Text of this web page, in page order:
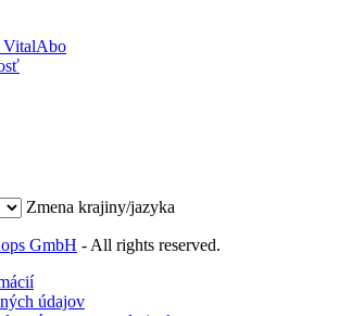
VitalAbo
Zmena krajiny/jazyka
GmbH - All rights reserved.
údajov